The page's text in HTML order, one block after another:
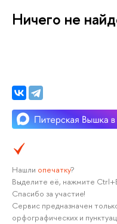
Ничего не
Нашли опечатку?
Выделите её, нажмите
Спасибо за участие!
Сервис предназначен
орфографических и